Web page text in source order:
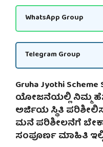
WhatsApp Group
Telegram Group
Gruha Jyothi
ಯೋಜನೆಯಲ್ಲಿ ನಿಮ್ಮ
ಅರ್ಜಿಯ ಸ್ಥಿತಿ
ಮನೆ ಪರಿಶೀಲನೆಗೆ
ಸಂಪೂರ್ಣ ಮಾಹಿತಿ